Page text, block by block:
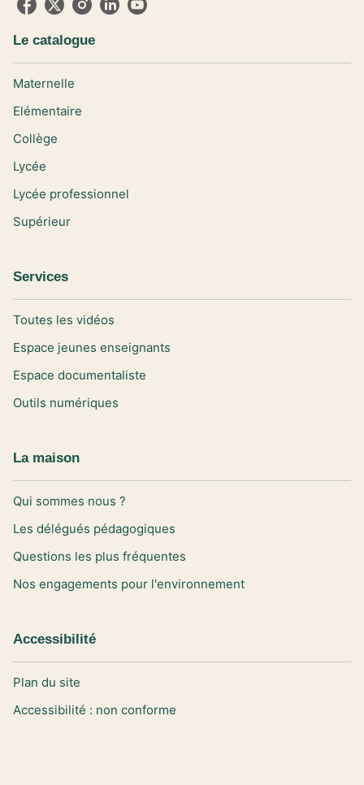
Le catalogue
Maternelle
Elémentaire
Collège
Lycée
Lycée professionnel
Supérieur
Services
Toutes les vidéos
Espace jeunes enseignants
Espace documentaliste
Outils numériques
La maison
Qui sommes nous ?
Les délégués pédagogiques
Questions les plus fréquentes
Nos engagements pour l'environnement
Accessibilité
Plan du site
Accessibilité : non conforme